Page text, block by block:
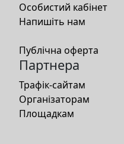
Особистий кабінет
Напишіть нам
Публічна оферта
Партнера
Трафік-сайтам
Організаторам
Площадкам